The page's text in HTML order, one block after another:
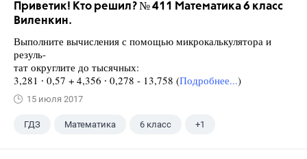
Приветик! Кто решил? № 411 Математика 6 класс
Виленкин.
Выполните вычисления с помощью микрокалькулятора и
резуль-
тат округлите до тысячных:
3,281 ∙ 0,57 + 4,356 ∙ 0,278 - 13,758 (Подробнее...)
15 июля 2017
ГДЗ Математика 6 класс +1